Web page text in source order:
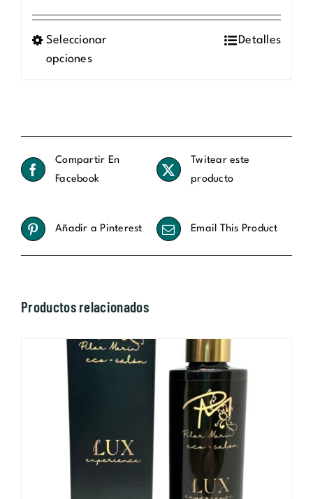
precios:
Seleccionar
opciones
se
en
Detalles
Compartir En
Facebook
Twitear este
producto
Añadir a Pinterest Email This Product
Productos relacionados